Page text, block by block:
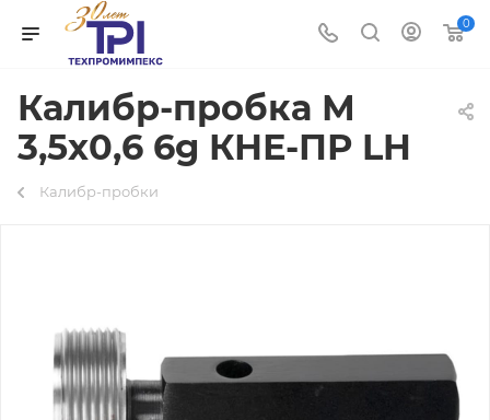
0
Калибр-пробка М
3,5х0,6 6g КНЕ-ПР LH
Калибр-пробки